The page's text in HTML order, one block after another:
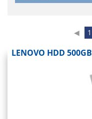
◀ 1
LENOVO HDD 500GB